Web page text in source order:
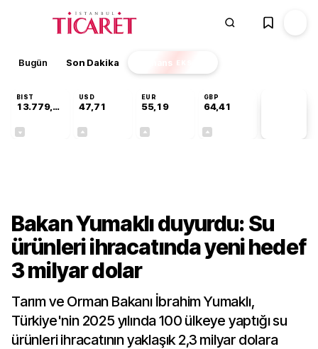
Bugün Son Dakika Finans EKSTRA
BIST
13.779,39
USD
47,71
EUR
55,19
GBP
64,41
Bakan Yumaklı duyurdu: Su
ürünleri ihracatında yeni hedef
3 milyar dolar
Tarım ve Orman Bakanı İbrahim Yumaklı,
Türkiye'nin 2025 yılında 100 ülkeye yaptığı su
ürünleri ihracatının yaklaşık 2,3 milyar dolara